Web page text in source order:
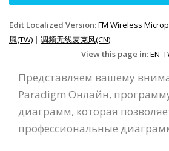
Edit Localized Version:FM Wireless
風(TW) | 调频无线麦克风(CN)
View this page in:EN
Представляем вашему
Paradigm Онлайн,
диаграмм, которая
профессиональные